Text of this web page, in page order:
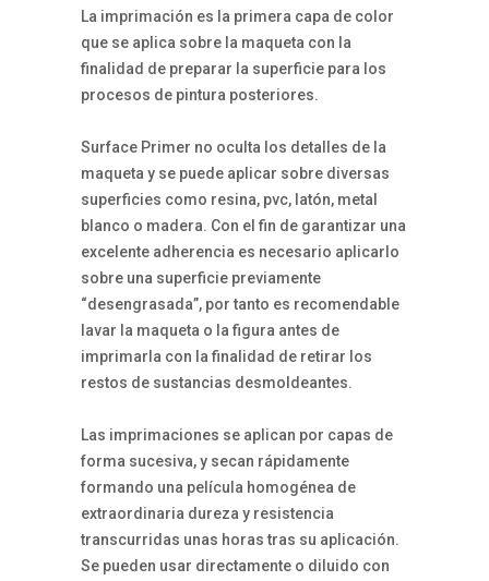
La imprimación es la primera capa de color
que se aplica sobre la maqueta con la
finalidad de preparar la superficie para los
procesos de pintura posteriores.
Surface Primer no oculta los detalles de la
maqueta y se puede aplicar sobre diversas
superficies como resina, pvc, latón, metal
blanco o madera. Con el fin de garantizar una
excelente adherencia es necesario aplicarlo
sobre una superficie previamente
“desengrasada”, por tanto es recomendable
lavar la maqueta o la figura antes de
imprimarla con la finalidad de retirar los
restos de sustancias desmoldeantes.
Las imprimaciones se aplican por capas de
forma sucesiva, y secan rápidamente
formando una película homogénea de
extraordinaria dureza y resistencia
transcurridas unas horas tras su aplicación.
Se pueden usar directamente o diluido con